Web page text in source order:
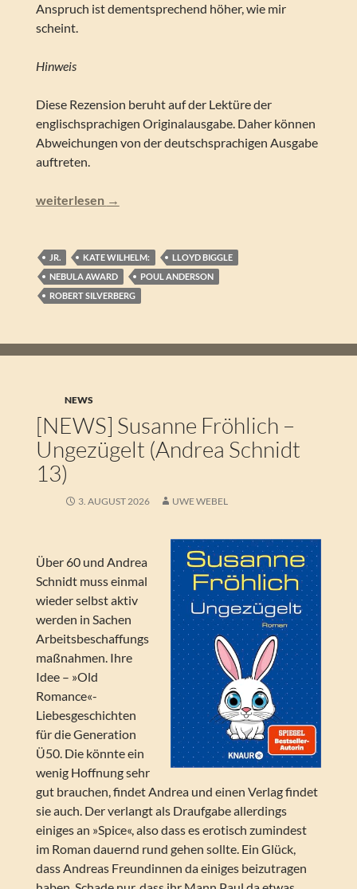
Anspruch ist dementsprechend höher, wie mir
scheint.
Hinweis
Diese Rezension beruht auf der Lektüre der
englischsprachigen Originalausgabe. Daher können
Abweichungen von der deutschsprachigen Ausgabe
auftreten.
Lloyd Biggle, jr. (Hg.) – Gute Nachrichten aus dem
weiterlesen →
JR. KATE WILHELM:
LLOYD BIGGLE
NEBULA AWARD
POUL ANDERSON
ROBERT SILVERBERG
NEWS
[NEWS] Susanne Fröhlich –
Ungezügelt (Andrea Schnidt
13)
3. AUGUST 2026 UWE WEBEL
Über 60 und Andrea
Schnidt muss einmal
wieder selbst aktiv
werden in Sachen
Arbeitsbeschaffungs
maßnahmen. Ihre
Idee – »Old
Romance«-
Liebesgeschichten
für die Generation
Ü50. Die könnte ein
wenig Hoffnung sehr
gut brauchen, findet Andrea und einen Verlag findet
sie auch. Der verlangt als Draufgabe allerdings
einiges an »Spice«, also dass es erotisch zumindest
im Roman dauernd rund gehen sollte. Ein Glück,
dass Andreas Freundinnen da einiges beizutragen